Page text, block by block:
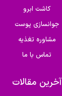
کاشت ابرو
جوانسازی پوست
مشاوره تغذیه
تماس با ما
آخرین مقالات